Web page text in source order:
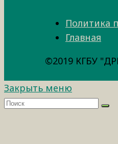
Политика
Главная
©2019 КГБУ
Закрыть меню